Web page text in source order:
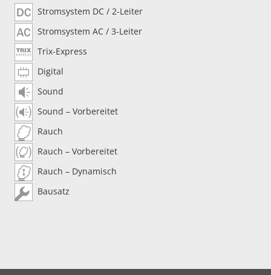
Stromsystem DC / 2-Leiter
Stromsystem AC / 3-Leiter
Trix-Express
Digital
Sound
Sound – Vorbereitet
Rauch
Rauch – Vorbereitet
Rauch – Dynamisch
Bausatz